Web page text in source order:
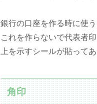
銀行の口座を作る時に使う
これを作らないで代表者
上を示すシールが貼って
角印